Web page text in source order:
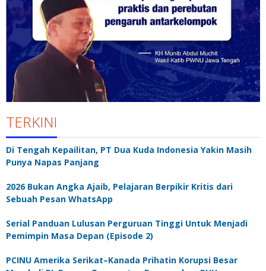
TERKINI
Di Tengah Kepailitan, PT Dua Kuda Indonesia Yakin Masih
Punya Napas Panjang
2026 Bukan Angka Ajaib, Pelajaran Berpikir Kritis dari
Sebuah Pesan WhatsApp
Serial Panduan Lulusan Perguruan Tinggi Untuk Menjadi
Pemimpin Masa Depan (Episode 2)
PCINU Amerika Serikat–Kanada Prihatin Korupsi Besar